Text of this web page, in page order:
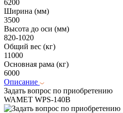
6200
Ширина (мм)
3500
Высота до оси (мм)
820-1020
Общий вес (кг)
11000
Основная рама (кг)
6000
Описание
Задать вопрос по приобретению
WAMET WPS-140B